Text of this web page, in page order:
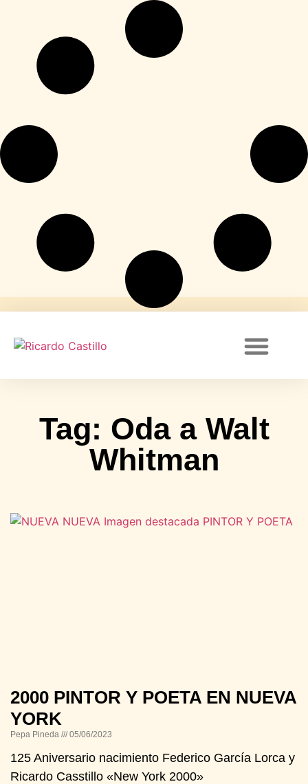
Tag: Oda a Walt
Whitman
2000 PINTOR Y POETA EN NUEVA
YORK
Pepa Pineda 05/06/2023
125 Aniversario nacimiento Federico García Lorca y
Ricardo Casstillo «New York 2000»